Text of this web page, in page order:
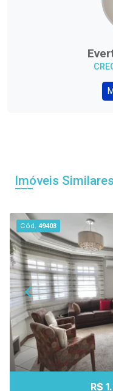
Imóveis Similares
Cód.49403
R$